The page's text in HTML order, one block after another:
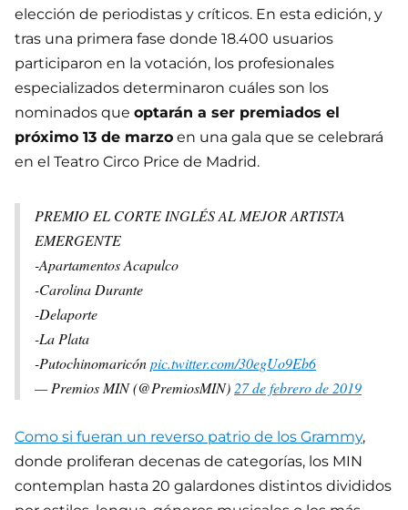
elección de periodistas y críticos. En esta edición, y
tras una primera fase donde 18.400 usuarios
participaron en la votación, los profesionales
especializados determinaron cuáles son los
nominados que optarán a ser premiados el
próximo 13 de marzo en una gala que se celebrará
en el Teatro Circo Price de Madrid.
PREMIO EL CORTE INGLÉS AL MEJOR ARTISTA
EMERGENTE
-Apartamentos Acapulco
-Carolina Durante
-Delaporte
-La Plata
-Putochinomaricónpic.twitter.com/30egUo9Eb6
— Premios MIN (@PremiosMIN) 27 de febrero de 2019
Como si fueran un reverso patrio de los Grammy,
donde proliferan decenas de categorías, los MIN
contemplan hasta 20 galardones distintos divididos